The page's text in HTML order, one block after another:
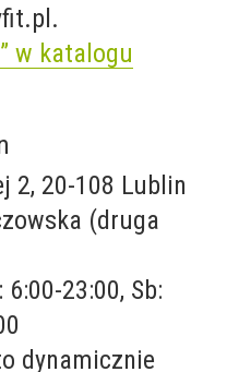
w katalogu
2, 20-108 Lublin
(druga
6:00-23:00, Sb:
dynamicznie